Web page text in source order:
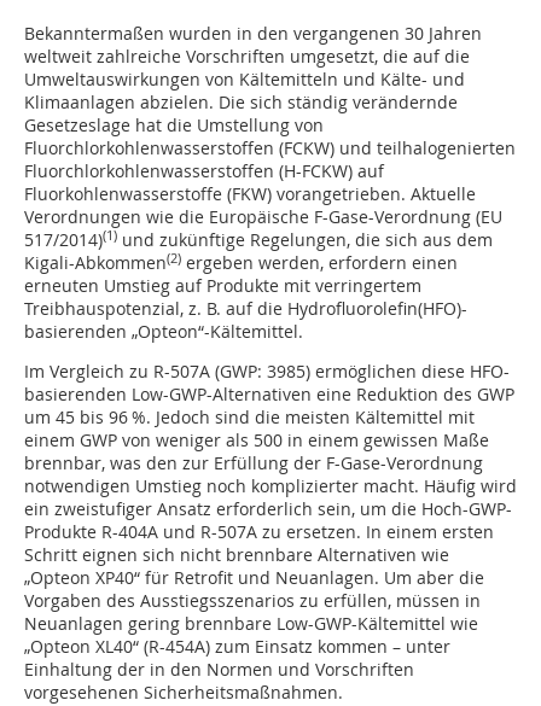
Bekanntermaßen wurden in den vergangenen 30 Jahren
weltweit zahlreiche Vorschriften umgesetzt, die auf die
Umweltauswirkungen von Kältemitteln und Kälte- und
Klimaanlagen abzielen. Die sich ständig verändernde
Gesetzeslage hat die Umstellung von
Fluorchlorkohlenwasserstoffen (FCKW) und teilhalogenierten
Fluorchlorkohlenwasserstoffen (H-FCKW) auf
Fluorkohlenwasserstoffe (FKW) vorangetrieben. Aktuelle
Verordnungen wie die Europäische F-Gase-Verordnung (EU
517/2014)(1) und zukünftige Regelungen, die sich aus dem
Kigali-Abkommen(2) ergeben werden, erfordern einen
erneuten Umstieg auf Produkte mit verringertem
Treibhauspotenzial, z. B. auf die Hydrofluorolefin(HFO)-
basierenden „Opteon“-Kältemittel.
Im Vergleich zu R-507A (GWP: 3985) ermöglichen diese HFO-
basierenden Low-GWP-Alternativen eine Reduktion des GWP
um 45 bis 96 %. Jedoch sind die meisten Kältemittel mit
einem GWP von weniger als 500 in einem gewissen Maße
brennbar, was den zur Erfüllung der F-Gase-Verordnung
notwendigen Umstieg noch komplizierter macht. Häufig wird
ein zweistufiger Ansatz erforderlich sein, um die Hoch-GWP-
Produkte R-404A und R-507A zu ersetzen. In einem ersten
Schritt eignen sich nicht brennbare Alternativen wie
„Opteon XP40“ für Retrofit und Neuanlagen. Um aber die
Vorgaben des Ausstiegsszenarios zu erfüllen, müssen in
Neuanlagen gering brennbare Low-GWP-Kältemittel wie
„Opteon XL40“ (R-454A) zum Einsatz kommen – unter
Einhaltung der in den Normen und Vorschriften
vorgesehenen Sicherheitsmaßnahmen.